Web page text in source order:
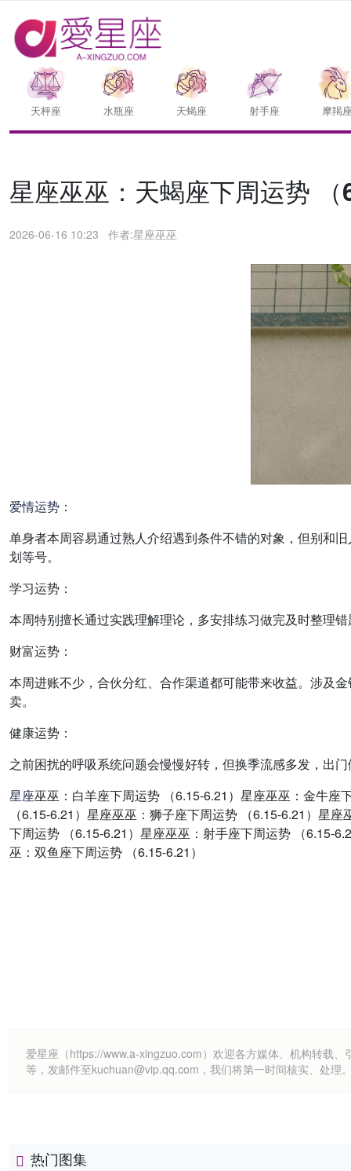
天枰座 水瓶座 天蝎座 射手座 摩羯
星座巫巫：天蝎座下周运势
2026-06-16 10:23 作者:星座巫巫
爱情运势 ：
单身者本周容易通过熟人介绍遇到条件不错的对象，但别和
划等号。
学习运势：
本周特别擅长通过实践理解理论，多安排练习做完及时整理
财富运势：
本周进账不少，合伙分红、合作渠道都可能带来收益。涉及
卖。
健康运势：
之前困扰的呼吸系统问题会慢慢好转，但换季流感多发，出
星座巫巫：白羊座下周运势 （6.15-6.21）星座巫巫：金牛
（6.15-6.21）星座巫巫：狮子座下周运势 （6.15-6.21）星
下周运势 （6.15-6.21）星座巫巫：射手座下周运势 （6.15-
巫：双鱼座下周运势 （6.15-6.21）
爱星座（https://www.a-xingzuo.com）欢迎各方媒体、机构转载
等，发邮件至kuchuan@vip.qq.com，我们将第一时间核实、处理
热门图集